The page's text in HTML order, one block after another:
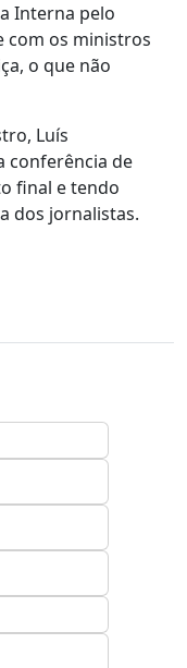
Interna pelo
com os ministros
o que não
Luís
conferência de
final e tendo
dos jornalistas.